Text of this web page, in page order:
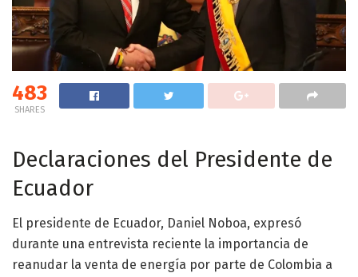
483
SHARES
Declaraciones del Presidente de
Ecuador
El presidente de Ecuador, Daniel Noboa, expresó
durante una entrevista reciente la importancia de
reanudar la venta de energía por parte de Colombia a